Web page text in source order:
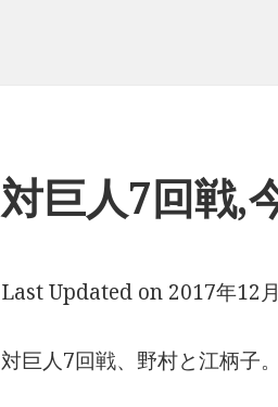
対巨人7回戦,
Last Updated on 2017年12
対巨人7回戦、野村と江柄子。